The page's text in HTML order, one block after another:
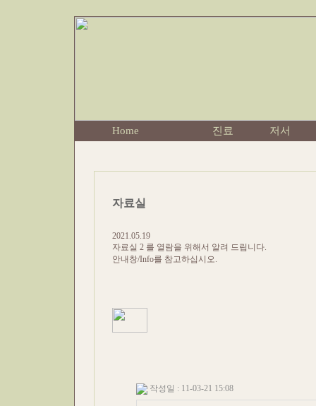
Home 진료 저서
자료실
2021.05.19
자료실 2 를 열람을 위해서 알려 드립니다.
안내창/Info를 참고하십시오.
작성일 : 11-03-21 15:08